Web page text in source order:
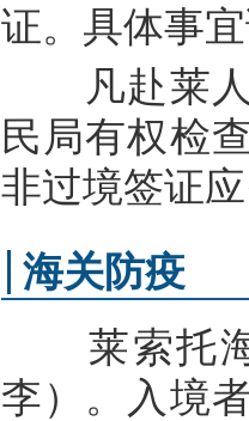
证。具体事
凡赴莱人
民局有权检
非过境签证
海关防疫
莱索托海
李）。入境